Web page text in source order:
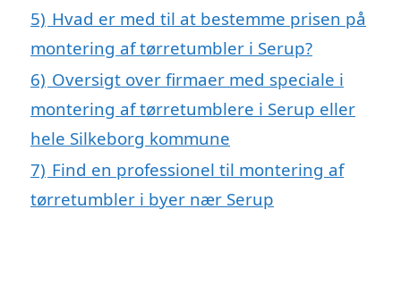
5) Hvad er med til at bestemme prisen på
montering af tørretumbler i Serup?
6) Oversigt over firmaer med speciale i
montering af tørretumblere i Serup eller
hele Silkeborg kommune
7) Find en professionel til montering af
tørretumbler i byer nær Serup